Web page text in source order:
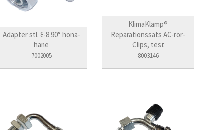
Adapter stl. 8-8 90° hona-
hane
7002005
KlimaKlamp®
Reparationssats AC-rör-
Clips, test
8003146